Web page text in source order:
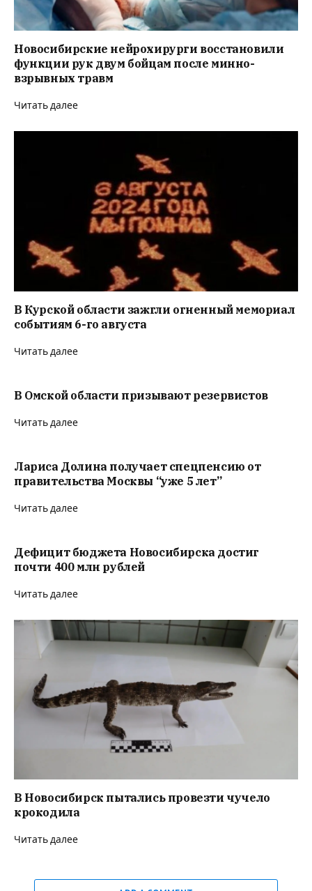
Новосибирские нейрохирурги восстановили
функции рук двум бойцам после минно-
взрывных травм
Читать далее
В Курской области зажгли огненный мемориал
событиям 6-го августа
Читать далее
В Омской области призывают резервистов
Читать далее
Лариса Долина получает спецпенсию от
правительства Москвы “уже 5 лет”
Читать далее
Дефицит бюджета Новосибирска достиг
почти 400 млн рублей
Читать далее
В Новосибирск пытались провезти чучело
крокодила
Читать далее